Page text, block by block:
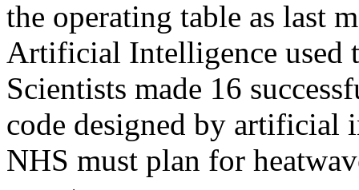
the operating table as last
Artificial Intelligence used
Scientists made 16
code designed by artificial
NHS must plan for